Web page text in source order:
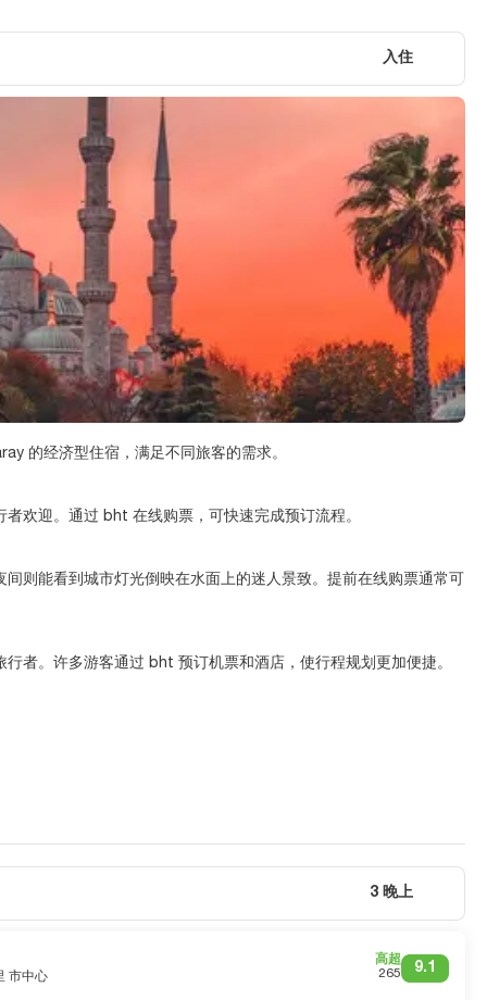
入住
者。许多游客通过 bht 预订机票和酒店，使行程规划更加便捷。
则能看到城市灯光倒映在水面上的迷人景致。提前在线购票通常可
欢迎。通过 bht 在线购票，可快速完成预订流程。
的经济型住宿，满足不同旅客的需求。
3 晚上
市中心
9.1
高超
265